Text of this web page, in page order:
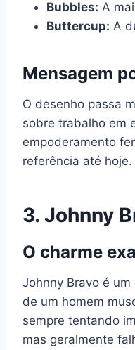
Bubbles: A
Buttercup: A
Mensagem
O desenho passa
sobre trabalho em
empoderamento
referência até hoje.
3. Johnny
O charme
Johnny Bravo é
de um homem
sempre tentando
mas geralmente